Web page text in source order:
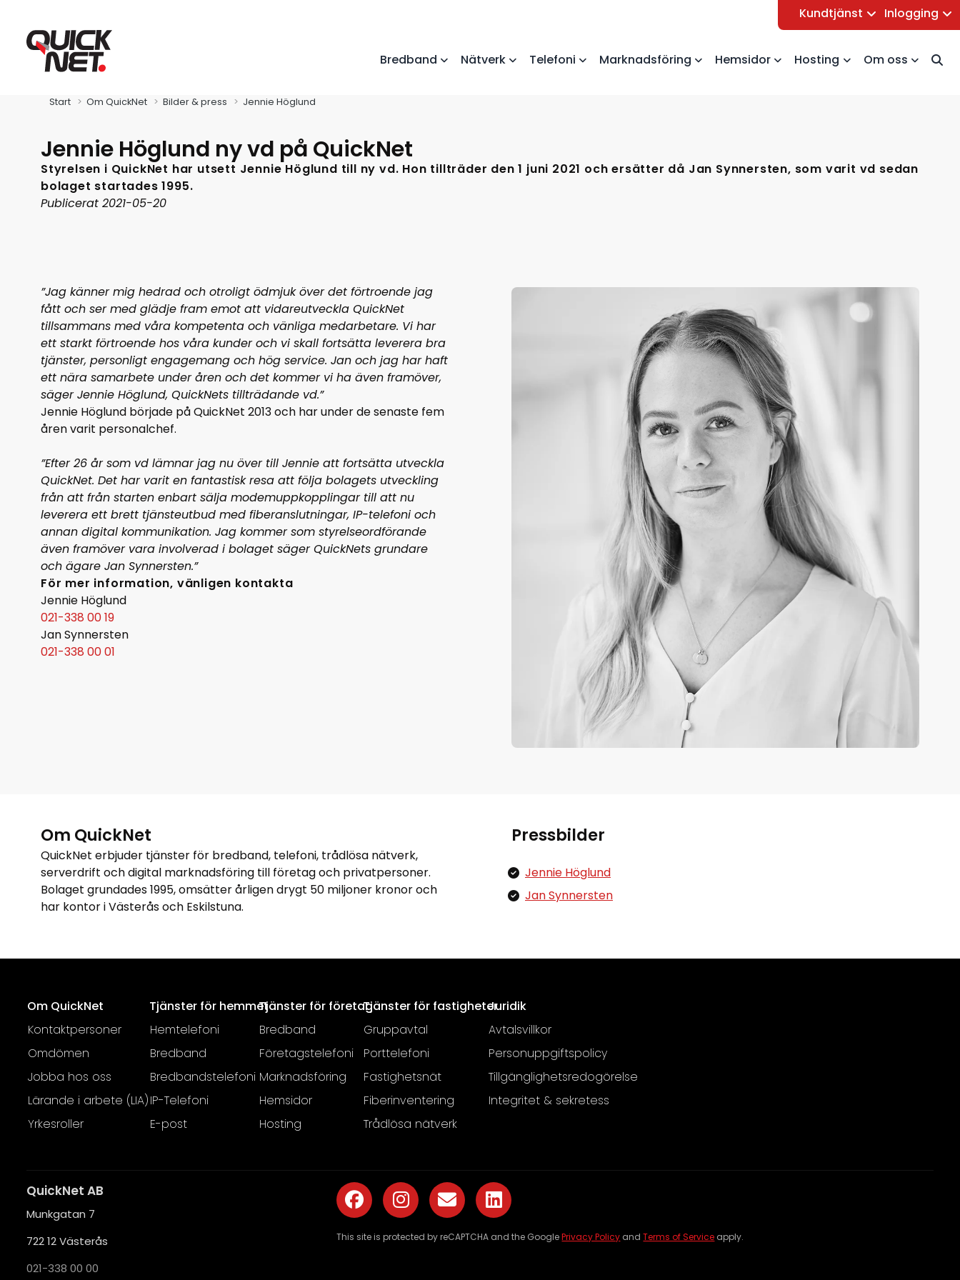
Kundtjänst Inlogging
Bredband
Zitius
Nätverk Telefoni Marknadsföring Hemsidor Hosting Om oss
Start Om QuickNet Bilder & press Jennie Höglund
Jennie Höglund ny vd på QuickNet
Styrelsen i QuickNet har utsett Jennie Höglund till ny vd. Hon tillträder den 1 juni 2021 och ersätter då Jan Synnersten, som varit vd sedan
bolaget startades 1995.
Publicerat 2021-05-20
”Jag känner mig hedrad och otroligt ödmjuk över det förtroende jag
fått och ser med glädje fram emot att vidareutveckla QuickNet
tillsammans med våra kompetenta och vänliga medarbetare. Vi har
ett starkt förtroende hos våra kunder och vi skall fortsätta leverera bra
tjänster, personligt engagemang och hög service. Jan och jag har haft
ett nära samarbete under åren och det kommer vi ha även framöver,
säger Jennie Höglund, QuickNets tillträdande vd.”
Jennie Höglund började på QuickNet 2013 och har under de senaste fem
åren varit personalchef.
”Efter 26 år som vd lämnar jag nu över till Jennie att fortsätta utveckla
QuickNet. Det har varit en fantastisk resa att följa bolagets utveckling
från att från starten enbart sälja modemuppkopplingar till att nu
leverera ett brett tjänsteutbud med fiberanslutningar, IP-telefoni och
annan digital kommunikation. Jag kommer som styrelseordförande
även framöver vara involverad i bolaget säger QuickNets grundare
och ägare Jan Synnersten.”
För mer information, vänligen kontakta
Jennie Höglund
021-338 00 19
Jan Synnersten
021-338 00 01
Om QuickNet
QuickNet erbjuder tjänster för bredband, telefoni, trådlösa nätverk,
serverdrift och digital marknadsföring till företag och privatpersoner.
Bolaget grundades 1995, omsätter årligen drygt 50 miljoner kronor och
har kontor i Västerås och Eskilstuna.
Pressbilder
Jennie Höglund
Jan Synnersten
Om QuickNet
Kontaktpersoner
Omdömen
Jobba hos oss
Lärande i arbete (LIA)
Yrkesroller
Tjänster för hemmet
Hemtelefoni
Bredband
Bredbandstelefoni
IP-Telefoni
E-post
Tjänster för företag
Bredband
Företagstelefoni
Marknadsföring
Hemsidor
Hosting
Tjänster för fastigheter
Gruppavtal
Porttelefoni
Fastighetsnät
Fiberinventering
Trådlösa nätverk
Juridik
Avtalsvillkor
Personuppgiftspolicy
Tillgänglighetsredogörelse
Integritet & sekretess
QuickNet AB
Munkgatan 7
722 12 Västerås
021-338 00 00
This site is protected by reCAPTCHA and the GooglePrivacy Policy andTerms of Service apply.